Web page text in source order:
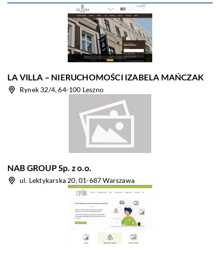
LA VILLA – NIERUCHOMOŚCI IZABELA MAŃCZAK
Rynek 32/4, 64-100 Leszno
NAB GROUP Sp. z o.o.
ul. Lektykarska 20, 01-687 Warszawa